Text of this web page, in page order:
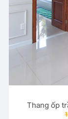
Thang ốp